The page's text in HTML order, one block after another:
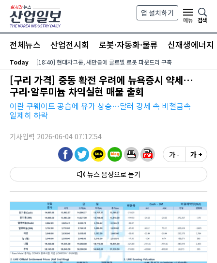
본문 바로가기
앱 설치하기
메뉴
검색
전체뉴스 산업전시회 로봇·자동화·물류 신재생에너지
Today [18:40] 현대차그룹, 새만금에 글로벌 로봇 파운드리 구축
[구리 가격] 중동 확전 우려에 뉴욕증시 약세…
구리·알루미늄 차익실현 매물 출회
이란 쿠웨이트 공습에 유가 상승…달러 강세 속 비철금속
일제히 하락
기사입력 2026-06-04 07:12:54
뉴스 음성
가 - 가 +